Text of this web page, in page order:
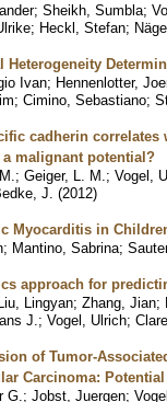
; Sheikh, Sumbla;
; Heckl, Stefan;
Heterogeneity
Ivan; Hennenlotter,
; Cimino, Sebastiano;
cadherin
malignant potential?
; Geiger, L. M. ; Vogel, U.
J. (2012)
Myocarditis in
; Mantino, Sabrina;
approach for
Lingyan; Zhang, Jian;
J. ; Vogel, Ulrich;
of Tumor-
Carcinoma:
G. ; Jobst, Juergen;